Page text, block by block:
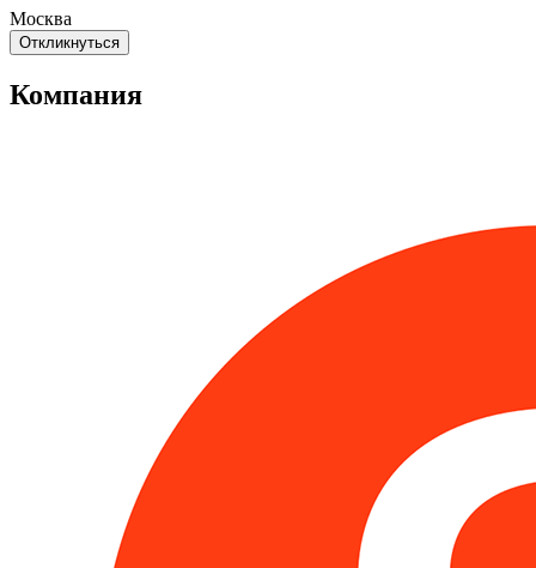
Москва
Откликнуться
Компания